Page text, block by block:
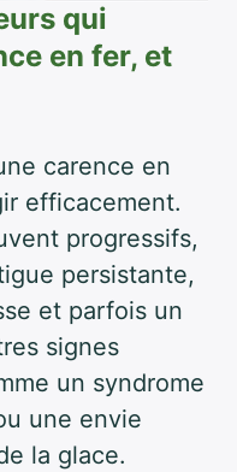
qui
en fer, et
carence en
efficacement.
progressifs,
persistante,
et parfois un
signes
un syndrome
une envie
la glace.